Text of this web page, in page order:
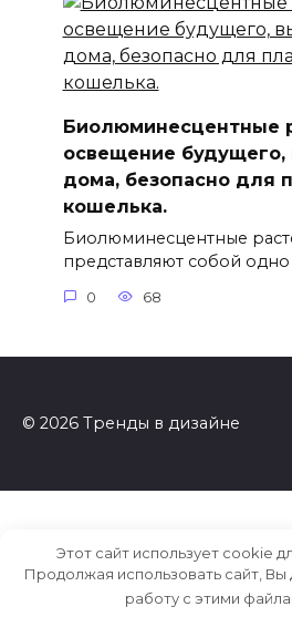
Биолюминесцентные
освещение
дома, безопасно для
кошелька.
Биолюминесцентные
представляют собой одно
0 68
© 2026 Тренды в дизайне
Этот сайт использует cookie
Продолжая использовать сайт, Вы
работу с этими